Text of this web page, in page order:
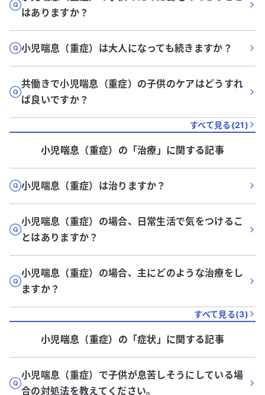
はありますか？
小児喘息（重症）は大人になっても続きますか？
共働きで小児喘息（重症）の子供のケアはどうすれ
ば良いですか？
すべて見る(21)
小児喘息（重症） の「治療 」に関する記事
小児喘息（重症）は治りますか？
小児喘息（重症）の場合、日常生活で気をつけるこ
とはありますか？
小児喘息（重症）の場合、主にどのような治療をし
ますか？
すべて見る(3)
小児喘息（重症） の「症状 」に関する記事
小児喘息（重症）で子供が息苦しそうにしている場
合の対処法を教えてください。